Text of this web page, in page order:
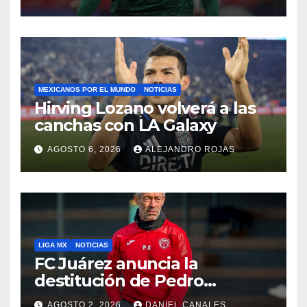
MEXICANOS POR EL MUNDO NOTICIAS
Hirving Lozano volverá a las
canchas con LA Galaxy
AGOSTO 6, 2026 ALEJANDRO ROJAS
LIGA MX NOTICIAS
FC Juárez anuncia la
destitución de Pedro
Caixinha
AGOSTO 2, 2026 DANIEL CANALES